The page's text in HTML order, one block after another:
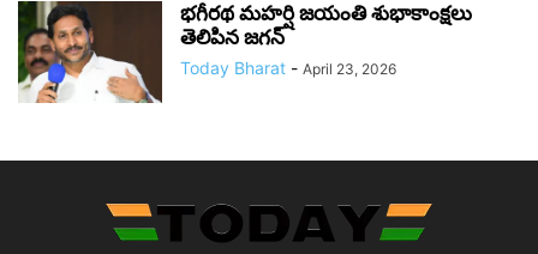
భగీరథ మహర్షి జయంతి శుభాకాంక్షలు
తెలిపిన జగన్‌
Today Bharat - April 23, 2026